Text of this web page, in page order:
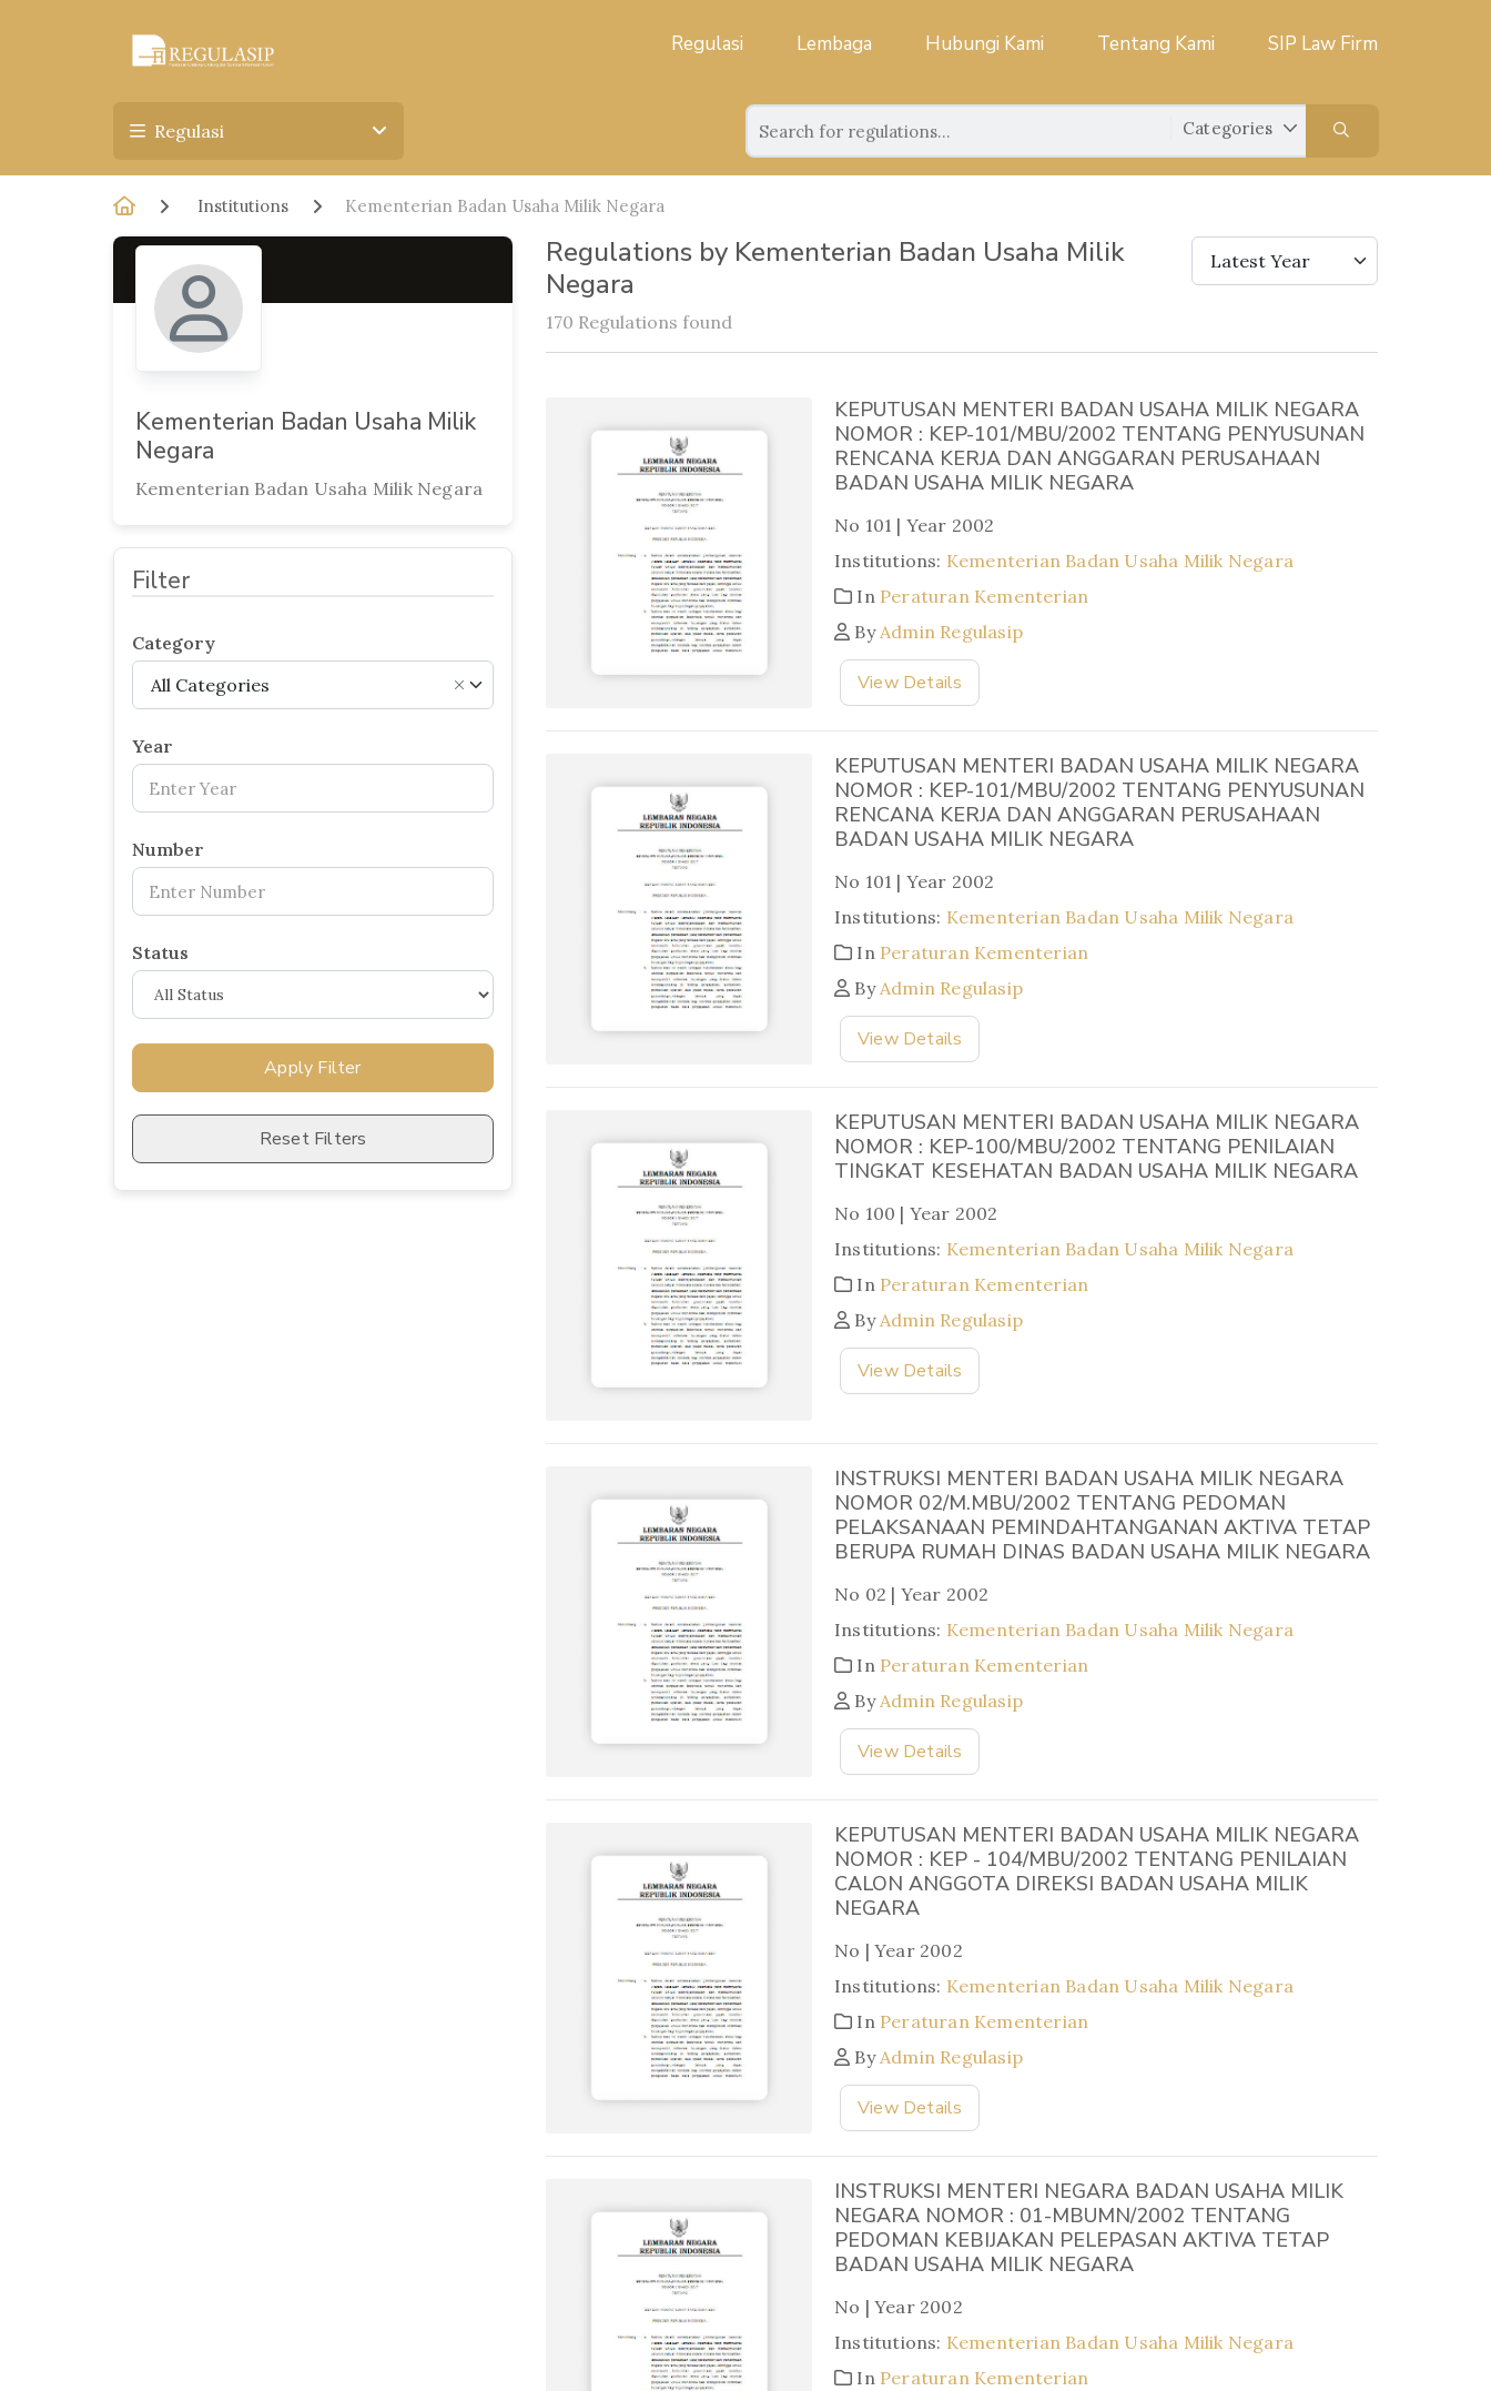
Regulasi Lembaga Hubungi Kami Tentang Kami SIP Law Firm
Regulasi
Institutions Kementerian Badan Usaha Milik Negara
Kementerian Badan Usaha Milik
Negara
Kementerian Badan Usaha Milik Negara
Filter
Category
×
All Categories
Year
Number
Status
Apply Filter
Reset Filters
Regulations by Kementerian Badan Usaha Milik
Negara
170 Regulations found
Latest Year
KEPUTUSAN MENTERI BADAN USAHA MILIK NEGARA
NOMOR : KEP-101/MBU/2002 TENTANG PENYUSUNAN
RENCANA KERJA DAN ANGGARAN PERUSAHAAN
BADAN USAHA MILIK NEGARA
No 101 | Year 2002
Institutions: Kementerian Badan Usaha Milik Negara
In Peraturan Kementerian
ByAdmin Regulasip
View Details
KEPUTUSAN MENTERI BADAN USAHA MILIK NEGARA
NOMOR : KEP-101/MBU/2002 TENTANG PENYUSUNAN
RENCANA KERJA DAN ANGGARAN PERUSAHAAN
BADAN USAHA MILIK NEGARA
No 101 | Year 2002
Institutions: Kementerian Badan Usaha Milik Negara
In Peraturan Kementerian
ByAdmin Regulasip
View Details
KEPUTUSAN MENTERI BADAN USAHA MILIK NEGARA
NOMOR : KEP-100/MBU/2002 TENTANG PENILAIAN
TINGKAT KESEHATAN BADAN USAHA MILIK NEGARA
No 100 | Year 2002
Institutions: Kementerian Badan Usaha Milik Negara
In Peraturan Kementerian
ByAdmin Regulasip
View Details
INSTRUKSI MENTERI BADAN USAHA MILIK NEGARA
NOMOR 02/M.MBU/2002 TENTANG PEDOMAN
PELAKSANAAN PEMINDAHTANGANAN AKTIVA TETAP
BERUPA RUMAH DINAS BADAN USAHA MILIK NEGARA
No 02 | Year 2002
Institutions: Kementerian Badan Usaha Milik Negara
In Peraturan Kementerian
ByAdmin Regulasip
View Details
KEPUTUSAN MENTERI BADAN USAHA MILIK NEGARA
NOMOR : KEP - 104/MBU/2002 TENTANG PENILAIAN
CALON ANGGOTA DIREKSI BADAN USAHA MILIK
NEGARA
No | Year 2002
Institutions: Kementerian Badan Usaha Milik Negara
In Peraturan Kementerian
ByAdmin Regulasip
View Details
INSTRUKSI MENTERI NEGARA BADAN USAHA MILIK
NEGARA NOMOR : 01-MBUMN/2002 TENTANG
PEDOMAN KEBIJAKAN PELEPASAN AKTIVA TETAP
BADAN USAHA MILIK NEGARA
No | Year 2002
Institutions: Kementerian Badan Usaha Milik Negara
In Peraturan Kementerian